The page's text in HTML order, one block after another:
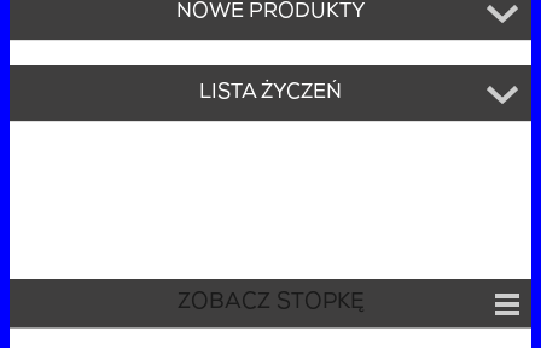
NOWE PRODUKTY
LISTA ŻYCZEŃ
ZOBACZ STOPKĘ